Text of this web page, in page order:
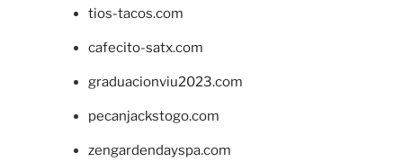
tios-tacos.com
cafecito-satx.com
graduacionviu2023.com
pecanjackstogo.com
zengardendayspa.com